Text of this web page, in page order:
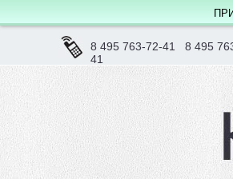
8 495 763-72-41 8 495
41